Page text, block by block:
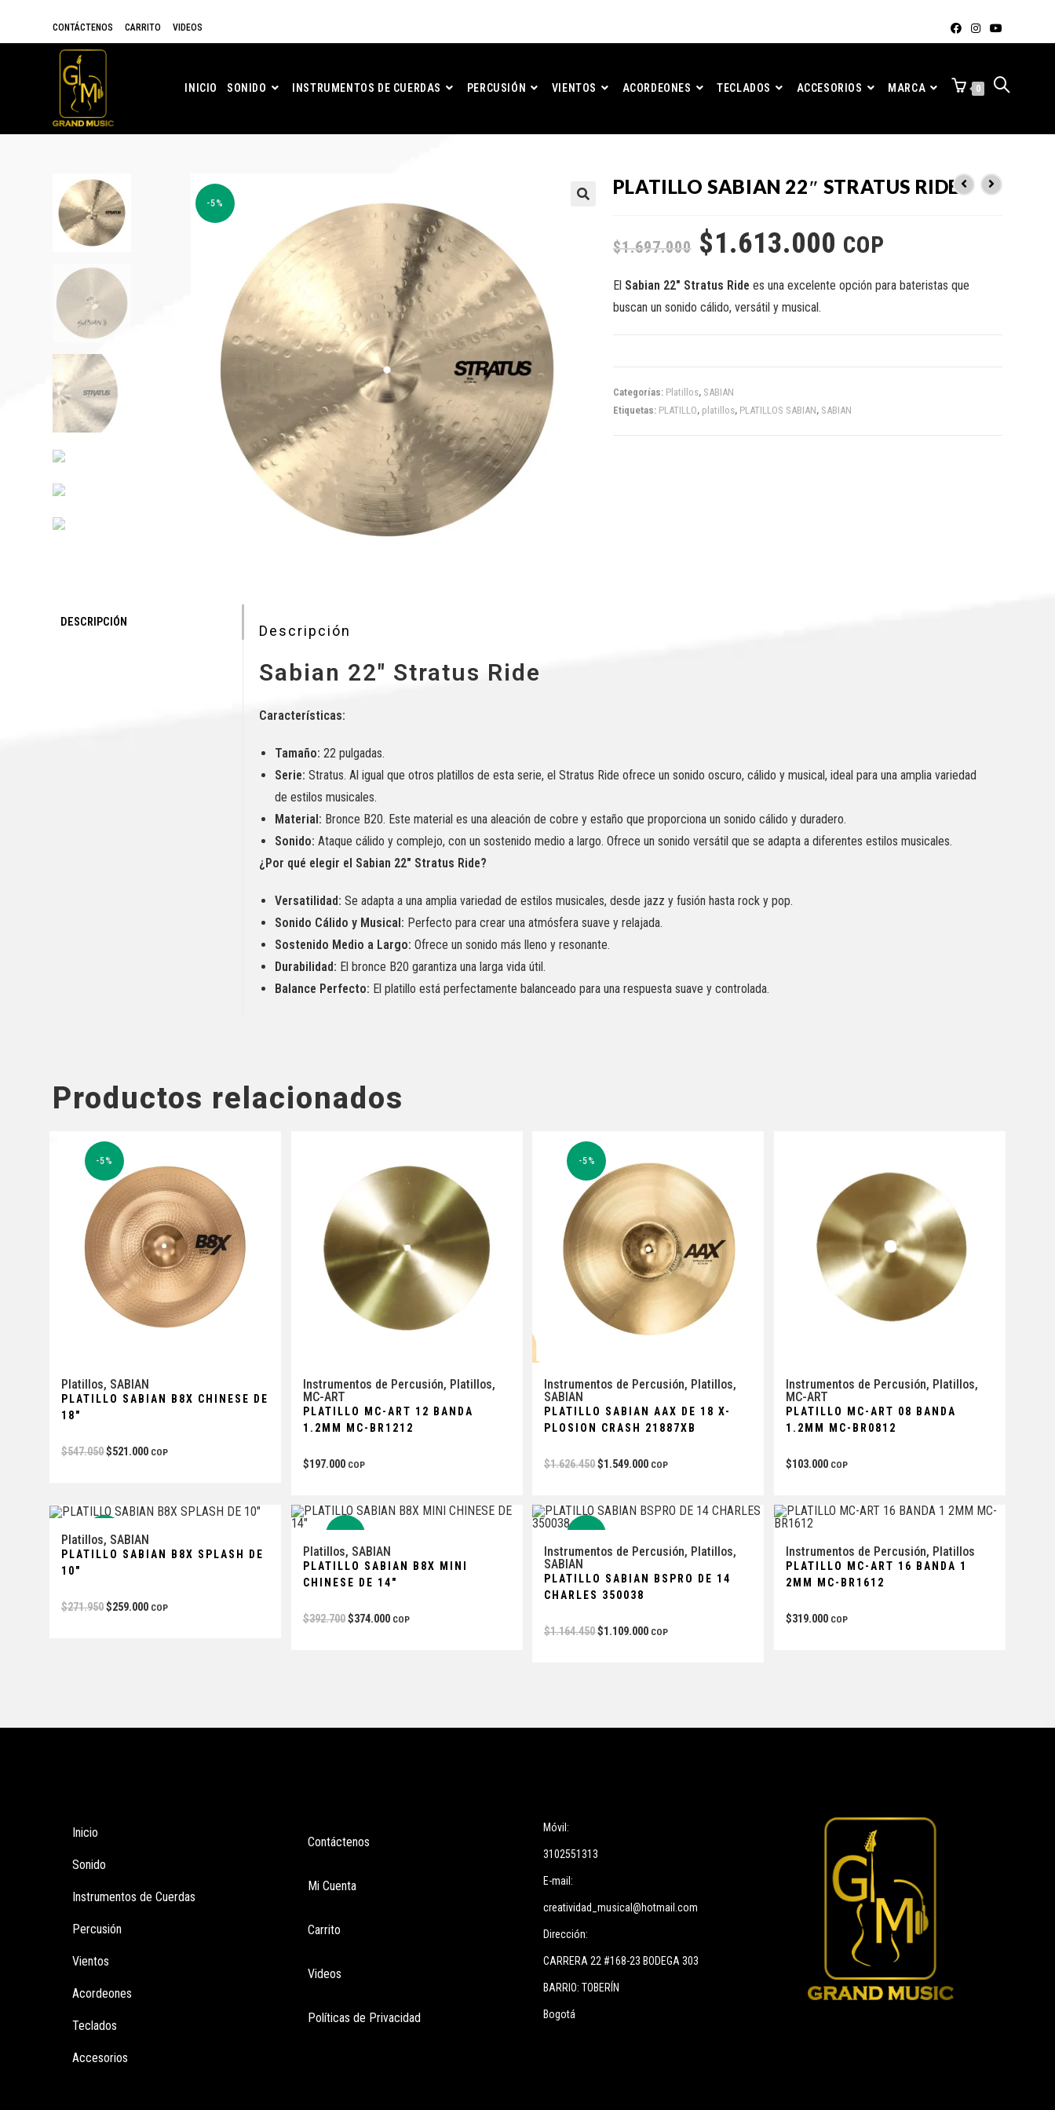
CONTÁCTENOS CARRITO VIDEOS
INICIO SONIDO INSTRUMENTOS DE CUERDAS PERCUSIÓN VIENTOS ACORDEONES TECLADOS ACCESORIOS MARCA 0
-5%
PLATILLO SABIAN 22″ STRATUS RIDE
$1.697.000 $1.613.000 COP
El Sabian 22″ Stratus Ride es una excelente opción para bateristas que
buscan un sonido cálido, versátil y musical.
Categorías: Platillos, SABIAN
Etiquetas: PLATILLO, platillos, PLATILLOS SABIAN, SABIAN
DESCRIPCIÓN
Descripción
Sabian 22″ Stratus Ride
Características:
Tamaño: 22 pulgadas.
Serie: Stratus. Al igual que otros platillos de esta serie, el Stratus Ride ofrece un sonido oscuro, cálido y musical, ideal para una amplia variedad
de estilos musicales.
Material: Bronce B20. Este material es una aleación de cobre y estaño que proporciona un sonido cálido y duradero.
Sonido: Ataque cálido y complejo, con un sostenido medio a largo. Ofrece un sonido versátil que se adapta a diferentes estilos musicales.
¿Por qué elegir el Sabian 22″ Stratus Ride?
Versatilidad: Se adapta a una amplia variedad de estilos musicales, desde jazz y fusión hasta rock y pop.
Sonido Cálido y Musical: Perfecto para crear una atmósfera suave y relajada.
Sostenido Medio a Largo: Ofrece un sonido más lleno y resonante.
Durabilidad: El bronce B20 garantiza una larga vida útil.
Balance Perfecto: El platillo está perfectamente balanceado para una respuesta suave y controlada.
Productos relacionados
-5%
Platillos, SABIAN
PLATILLO SABIAN B8X CHINESE DE
18″
$547.050$521.000 COP
Instrumentos de Percusión, Platillos,
MC-ART
PLATILLO MC-ART 12 BANDA
1.2MM MC-BR1212
$197.000 COP
-5%
Instrumentos de Percusión, Platillos,
SABIAN
PLATILLO SABIAN AAX DE 18 X-
PLOSION CRASH 21887XB
$1.626.450$1.549.000 COP
Instrumentos de Percusión, Platillos,
MC-ART
PLATILLO MC-ART 08 BANDA
1.2MM MC-BR0812
$103.000 COP
-5%
Platillos, SABIAN
PLATILLO SABIAN B8X SPLASH DE
10″
$271.950$259.000 COP
Platillos, SABIAN
PLATILLO SABIAN B8X MINI
CHINESE DE 14″
$392.700$374.000 COP
Instrumentos de Percusión, Platillos,
SABIAN
PLATILLO SABIAN BSPRO DE 14
CHARLES 350038
$1.164.450$1.109.000 COP
Instrumentos de Percusión, Platillos
PLATILLO MC-ART 16 BANDA 1
2MM MC-BR1612
$319.000 COP
Inicio
Sonido
Instrumentos de Cuerdas
Percusión
Vientos
Acordeones
Teclados
Accesorios
Contáctenos
Mi Cuenta
Carrito
Videos
Políticas de Privacidad
Móvil:
3102551313
E-mail:
creatividad_musical@hotmail.com
Dirección:
CARRERA 22 #168-23 BODEGA 303
BARRIO: TOBERÍN
Bogotá